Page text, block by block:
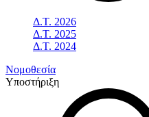
Δ.Τ. 2026
Δ.Τ. 2025
Δ.Τ. 2024
Νομοθεσία
Υποστήριξη